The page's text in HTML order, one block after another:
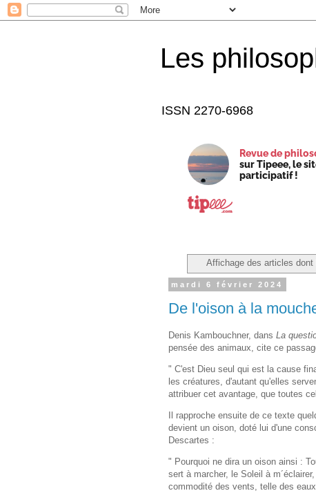
Les
ISSN 2270-6968
Revue de
sur Tipeee, le
participatif !
Affichage des articles
mardi 6 février 2024
De l'oison à la
Denis Kambouchner, dans La
pensée des animaux, cite ce
" C'est Dieu seul qui est la cause
les créatures, d'autant qu'elles
attribuer cet avantage, que toutes
Il rapproche ensuite de ce texte
devient un oison, doté lui d'une
Descartes :
" Pourquoi ne dira un oison ainsi :
sert à marcher, le Soleil à
commodité des vents, telle des